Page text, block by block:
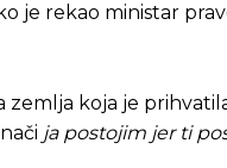
je rekao ministar
zemlja koja je
ja postojim jer ti